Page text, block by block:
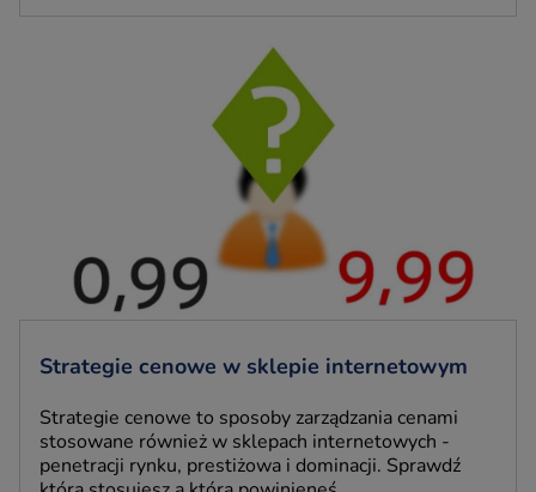
Strategie cenowe w sklepie internetowym
Strategie cenowe to sposoby zarządzania cenami
stosowane również w sklepach internetowych -
penetracji rynku, prestiżowa i dominacji. Sprawdź